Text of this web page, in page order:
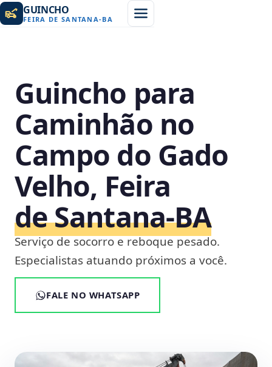
GUINCHO
FEIRA DE SANTANA-BA
Guincho para
Caminhão no
Campo do Gado
Velho, Feira
de Santana‑BA
Serviço de socorro e reboque pesado.
Especialistas atuando próximos a você.
FALE NO WHATSAPP